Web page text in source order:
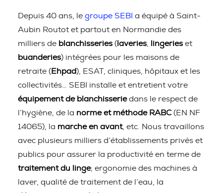
Depuis 40 ans, le groupe SEBI a équipé à Saint-
Aubin Routot et partout en Normandie des
milliers de blanchisseries ( laveries lingeries et
buanderies) intégrées pour les maisons de
retraite (Ehpad), ESAT, cliniques, hôpitaux et les
collectivités… SEBI installe et entretient votre
équipement de blanchisseriedans le respect de
l’hygiène, de la norme et méthode RABC(EN NF
14065), la marche en avant, etc. Nous travaillons
avec plusieurs milliers d’établissements privés et
publics pour assurer la productivité en terme de
traitement du linge; ergonomie des machines à
laver, qualité de traitement de l’eau, la